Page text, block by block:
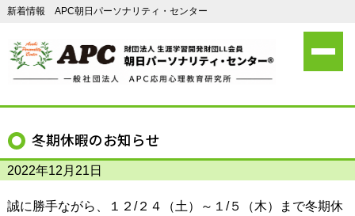
新着情報 APC朝日パーソナリティ・センター
冬期休暇のお知らせ
2022年12月21日
誠に勝手ながら、１２/２４（土）～１/５（木）まで冬期休